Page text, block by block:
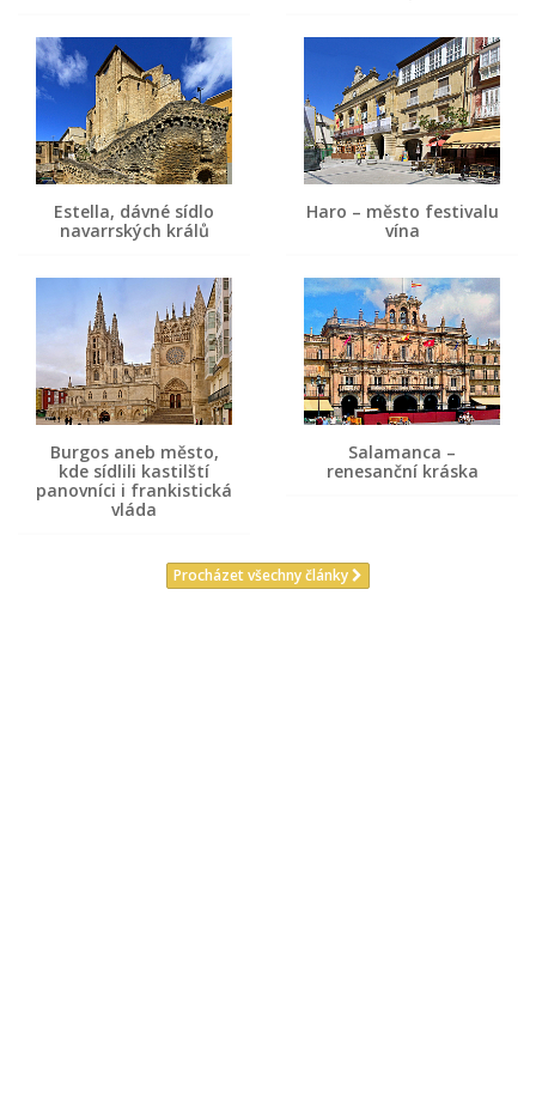
Estella, dávné sídlo
navarrských králů
Haro – město festivalu
vína
Burgos aneb město,
kde sídlili kastilští
panovníci i frankistická
vláda
Salamanca –
renesanční kráska
Procházet všechny články